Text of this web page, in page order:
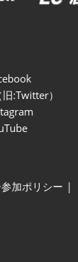
:Twitter）
加ポリシー